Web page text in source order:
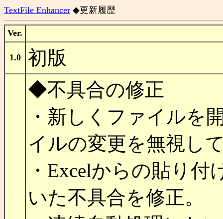
TextFile Enhancer ◆更新履歴
Ver.
1.0 初版
◆不具合の修正
・新しくファイルを
イルの変更を無視し
・Excelからの貼り
いた不具合を修正。